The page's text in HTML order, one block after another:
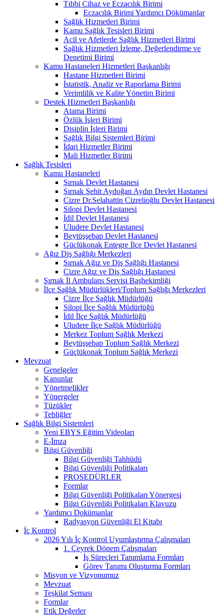
Tıbbi Cihaz ve Eczacılık Birimi
Eczacılık Birimi Yardımcı Dökümanlar
Sağlık Hizmetleri Birimi
Kamu Sağlık Tesisleri Birimi
Acil ve Afetlerde Sağlık Hizmetleri Birimi
Sağlık Hizmetleri İzleme, Değerlendirme ve
Denetimi Birimi
Kamu Hastaneleri Hizmetleri Başkanlığı
Hastane Hizmetleri Birimi
İstatistik, Analiz ve Raporlama Birimi
Verimlilik ve Kalite Yönetim Birimi
Destek Hizmetleri Başkanlığı
Atama Birimi
Özlük İşleri Birimi
Disiplin İşleri Birimi
Sağlık Bilgi Sistemleri Birimi
İdari Hizmetler Birimi
Mali Hizmetler Birimi
Sağlık Tesisleri
Kamu Hastaneleri
Şırnak Devlet Hastanesi
Şırnak Şehit Aydoğan Aydın Devlet Hastanesi
Cizre Dr.Selahattin Cizrelioğlu Devlet Hastanesi
Silopi Devlet Hastanesi
İdil Devlet Hastanesi
Uludere Devlet Hastanesi
Beytüşşebap Devlet Hastanesi
Güçlükonak Entegre İlçe Devlet Hastanesi
Ağız Diş Sağlığı Merkezleri
Şırnak Ağız ve Diş Sağlığı Hastanesi
Cizre Ağız ve Diş Sağlığı Hastanesi
Şırnak İl Ambulans Servisi Başhekimliği
İlçe Sağlık Müdürlükleri/Toplum Sağlığı Merkezleri
Cizre İlçe Sağlık Müdürlüğü
Silopi İlçe Sağlık Müdürlüğü
İdil İlçe Sağlık Müdürlüğü
Uludere İlçe Sağlık Müdürlüğü
Merkez Toplum Sağlık Merkezi
Beytüşşebap Toplum Sağlık Merkezi
Güçlükonak Toplum Sağlık Merkezi
Mevzuat
Genelgeler
Kanunlar
Yönetmelikler
Yönergeler
Tüzükler
Tebliğler
Sağlık Bilgi Sistemleri
Yeni EBYS Eğitim Videoları
E-İmza
Bilgi Güvenliği
Bilgi Güvenliği Tahhüdü
Bilgi Güvenliği Politikaları
PROSEDÜRLER
Formlar
Bilgi Güvenliği Politikaları Yönergesi
Bilgi Güvenliği Politikaları Klavuzu
Yardımcı Dokümanlar
Radyasyon Güvenliği El Kitabı
İç Kontrol
2026 Yılı İç Kontrol Uyumlaştırma Çalışmaları
1. Çeyrek Dönem Çalışmaları
İş Süreçleri Tanımlama Formları
Görev Tanımı Oluşturma Formları
Misyon ve Vizyonumuz
Mevzuat
Teşkilat Şeması
Formlar
Etik Değerler